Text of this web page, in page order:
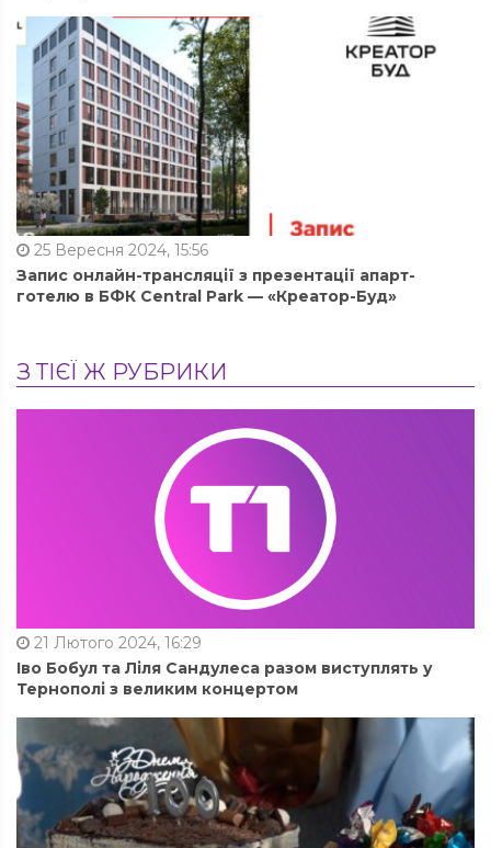
25 Вересня 2024, 15:56
Запис онлайн-трансляції з презентації апарт-
готелю в БФК Central Park — «Креатор-Буд»
З ТІЄЇ Ж РУБРИКИ
21 Лютого 2024, 16:29
Іво Бобул та Ліля Сандулеса разом виступлять у
Тернополі з великим концертом